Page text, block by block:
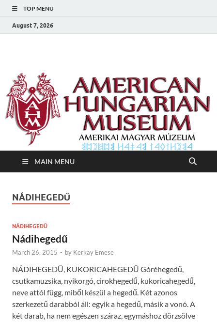
TOP MENU
August 7, 2026
Amerikai Magyar
Múzeum
MAIN MENU
NÁDIHEGEDŰ
NÁDIHEGEDŰ
Nádihegedű
March 26, 2015 - by Kerkay Emese
NÁDIHEGEDŰ, KUKORICAHEGEDŰ Góréhegedű,
csutkamuzsika, nyikorgó, cirokhegedű, kukoricahegedű,
neve attól függ, miből készül a hegedű. Két azonos
szerkezetű darabból áll: egyik a hegedű, másik a vonó. A
két darab, ha nem egészen száraz, egymáshoz dörzsölve